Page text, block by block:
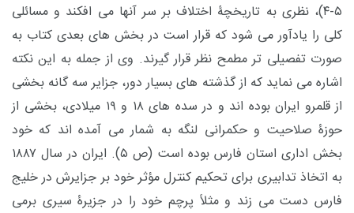
۵-۴)، نظری به تاریخچۀ اختلاف بر سر آنها می افکند و مسائلی
کلی را یادآور می شود که قرار است در بخش های بعدی کتاب به
صورت تفصیلی تر مطمح نظر قرار گیرند. وی از جمله به این نکته
اشاره می نماید که از گذشته های بسیار دور، جزایر سه گانه بخشی
از قلمرو ایران بوده اند و در سده های ۱۸ و ۱۹ میلادی، بخشی از
حوزۀ صلاحیت و حکمرانی لنگه به شمار می آمده اند که خود
بخش اداری استان فارس بوده است (ص ۵). ایران در سال ۱۸۸۷
به اتخاذ تدابیری برای تحکیم کنترل مؤثر خود بر جزایرش در خلیج
فارس دست می زند و مثلاً پرچم خود را در جزیرۀ سیری برمی